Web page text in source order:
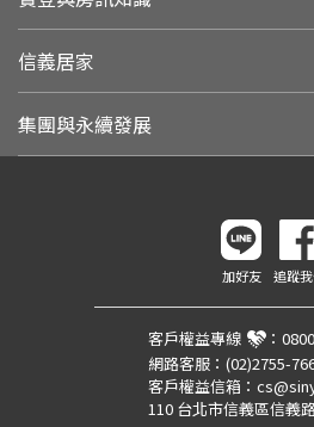
信義居家
集團與永續發展
加好友 追蹤
客戶權益專線 ：
網路客服： (02)2755-
客戶權益信箱：
110 台北市信義區信義